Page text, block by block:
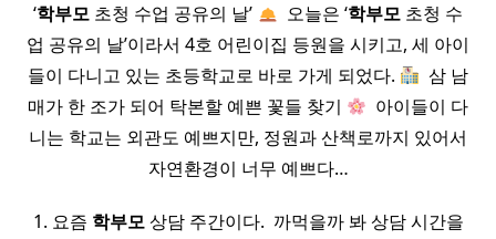
‘학부모 초청 수업 공유의 날’ ​ 오늘은 ‘학부모초청 수
업 공유의 날’이라서 4호 어린이집 등원을 시키고, 세 아이
들이 다니고 있는 초등학교로 바로 가게 되었다.
​ 삼 남
매가 한 조가 되어 탁본할 예쁜 꽃들 찾기
​ 아이들이 다
니는 학교는 외관도 예쁘지만, 정원과 산책로까지 있어서
자연환경이 너무 예쁘다…
1. 요즘 학부모상담 주간이다. ​ 까먹을까 봐 상담 시간을